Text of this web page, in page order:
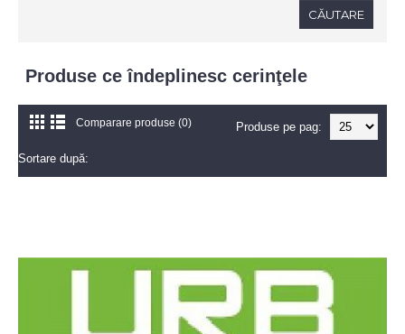
Produse ce îndeplinesc cerinţele
Comparare produse (0) Produse pe pag:
Sortare după: